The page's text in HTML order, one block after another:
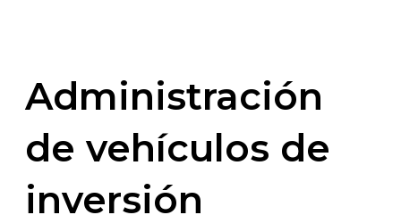
Administración
de vehículos de
inversión